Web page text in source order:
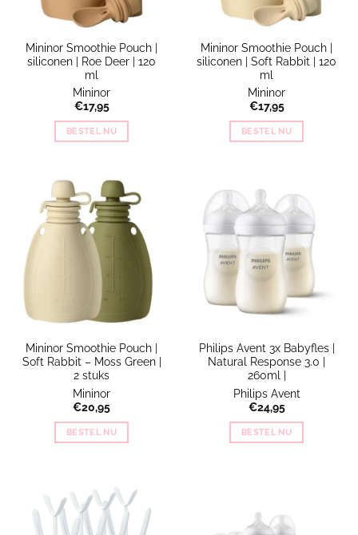
Mininor Smoothie Pouch |
siliconen | Roe Deer | 120
ml
Mininor
€17,95
BESTEL NU
Mininor Smoothie Pouch |
siliconen | Soft Rabbit | 120
ml
Mininor
€17,95
BESTEL NU
Mininor Smoothie Pouch |
Soft Rabbit – Moss Green |
2 stuks
Mininor
€20,95
BESTEL NU
Philips Avent 3x Babyfles |
Natural Response 3.0 |
260ml |
Philips Avent
€24,95
BESTEL NU